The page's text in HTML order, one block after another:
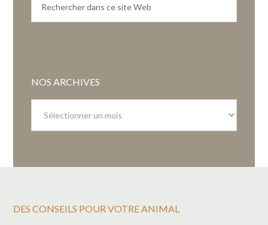
NOS ARCHIVES
archives
DES CONSEILS POUR VOTRE ANIMAL